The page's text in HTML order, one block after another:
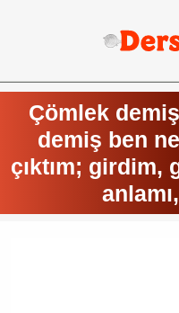
Çömlek
demiş ben
çıktım; girdim,